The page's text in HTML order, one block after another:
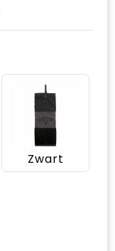
Zwart